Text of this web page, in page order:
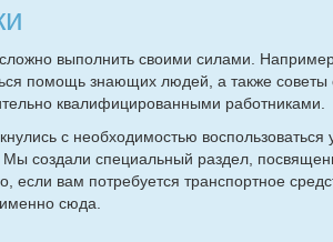
вы­пол­нить сво­и­ми си­ла­ми.
по­мощь зна­ю­щих лю­дей, а так­же со­ве­ты
ква­ли­фи­ци­ро­ван­ны­ми ра­бот­ни­ка­ми.
с необ­хо­ди­мо­стью вос­поль­зо­вать­ся
со­зда­ли спе­ци­аль­ный раз­дел,
ес­ли вам по­тре­бу­ет­ся транс­порт­ное
сю­да.